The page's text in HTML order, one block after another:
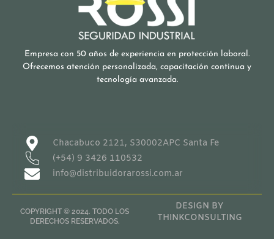
Empresa con 50 años de experiencia en protección laboral.
Ofrecemos atención personalizada, capacitación continua y
tecnología avanzada.
Chacabuco 2121, S30002APC Santa Fe
(+54) 9 3426 110532
info@distribuidorarossi.com.ar
COPYRIGHT © 2024. TODO LOS
DERECHOS RESERVADOS.
DESIGN BY
THINKCONSULTING